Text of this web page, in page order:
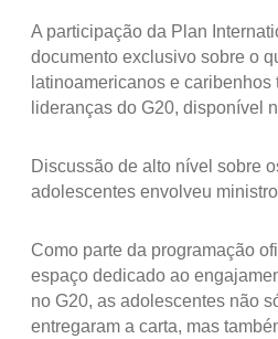
A participação da Plan
documento exclusivo sobre o
latinoamericanos e caribenhos
lideranças do G20, disponível
Discussão de alto nível sobre
adolescentes envolveu
Como parte da programação
espaço dedicado ao
no G20, as adolescentes não
entregaram a carta, mas